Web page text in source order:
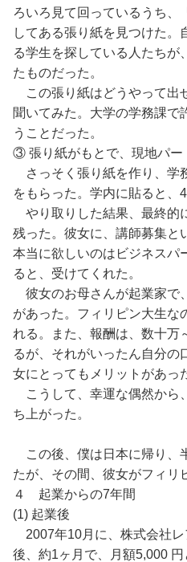
ろいろ見て回っているうち、
してある張り紙を見つけた
る学生を探している人たちが
たものだった。
この張り紙はどうやって出
聞いてみた。大学の学務課で
うことだった。
③ 張り紙がもとで、現地パー
さっそく張り紙を作り、学
をもらった。学内に貼ると、
やり取りした結果、最終的
残った。彼女に、講師募集と
本当に欲しいのはビジネスパ
ると、受けてくれた。
彼女のお母さんが起業家で
があった。フィリピン大生な
れる。また、報酬は、数十万
るが、それがいったん自分の
女にとってもメリットがあっ
こうして、幸運な偶然から
ち上がった。
この後、僕は日本に帰り、
たが、その間、彼女がフィリ
４ 起業からの7年間
(1) 起業後
2007年10月に、株式会社レ
後、約1ヶ月で、月額5,000